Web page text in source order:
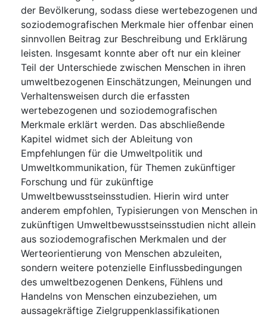
der Bevölkerung, sodass diese wertebezogenen und
soziodemografischen Merkmale hier offenbar einen
sinnvollen Beitrag zur Beschreibung und Erklärung
leisten. Insgesamt konnte aber oft nur ein kleiner
Teil der Unterschiede zwischen Menschen in ihren
umweltbezogenen Einschätzungen, Meinungen und
Verhaltensweisen durch die erfassten
wertebezogenen und soziodemografischen
Merkmale erklärt werden. Das abschließende
Kapitel widmet sich der Ableitung von
Empfehlungen für die Umweltpolitik und
Umweltkommunikation, für Themen zukünftiger
Forschung und für zukünftige
Umweltbewusstseinsstudien. Hierin wird unter
anderem empfohlen, Typisierungen von Menschen in
zukünftigen Umweltbewusstseinsstudien nicht allein
aus soziodemografischen Merkmalen und der
Werteorientierung von Menschen abzuleiten,
sondern weitere potenzielle Einflussbedingungen
des umweltbezogenen Denkens, Fühlens und
Handelns von Menschen einzubeziehen, um
aussagekräftige Zielgruppenklassifikationen